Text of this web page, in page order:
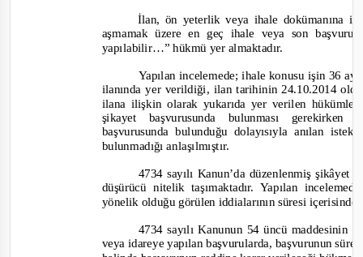
İlan, ön yeterlik veya ihale dokümanına
aşmamak üzere en geç ihale veya son
yapılabilir…”hükmü yer almaktadır.
Yapılan incelemede;ihale konusu işin 36
ilanında yer verildiği, ilan tarihinin 24.10.2014
ilana ilişkin olarak yukarıda yer verilen
şikayet başvurusunda bulunması
başvurusunda bulunduğu dolayısıyla anılan
bulunmadığı anlaşılmıştır.
4734 sayılı Kanun’da düzenlenmiş
düşürücü nitelik taşımaktadır. Yapılan
yönelik olduğu görülen iddialarının süresi
4734 sayılı Kanunun 54 üncü maddesinin
veya idareye yapılan başvurularda, başvurunun